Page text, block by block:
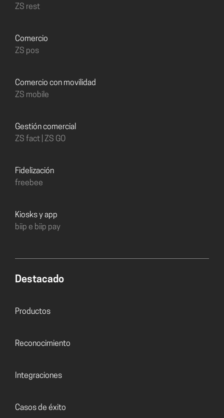
ZS rest
Comercio
ZS pos
Comercio con movilidad
ZS mobile
Gestión comercial
ZS fact | ZS GO
Fidelización
freebee
Kiosks y app
biip e biip pay
Destacado
Productos
Reconocimiento
Integraciones
Casos de éxito